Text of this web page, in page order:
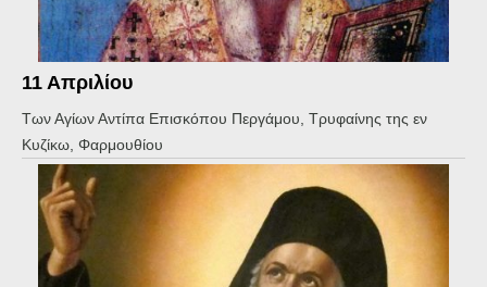
11 Απριλίου
Των Αγίων Αντίπα Επισκόπου Περγάμου, Τρυφαίνης της εν
Κυζίκω, Φαρμουθίου